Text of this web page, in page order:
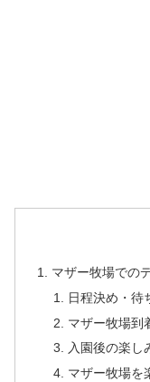
マザー牧場での
日程決め・待
マザー牧場到
入園後の楽し
マザー牧場を